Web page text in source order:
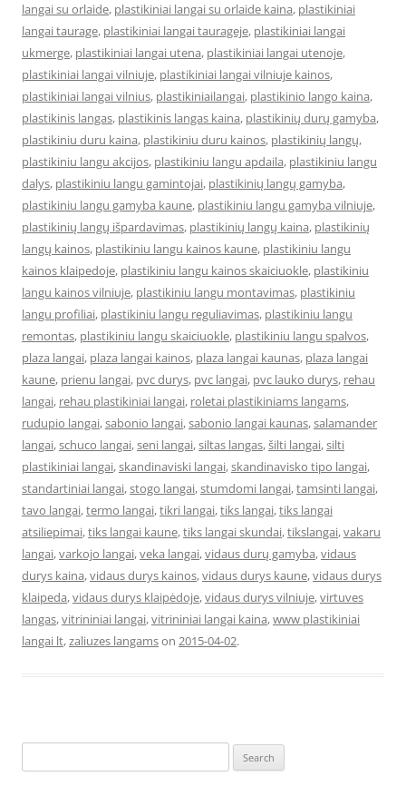
langai su orlaide, plastikiniai langai su orlaide kaina, plastikiniai
langai taurage, plastikiniai langai taurageje, plastikiniai langai
ukmerge, plastikiniai langai utena, plastikiniai langai utenoje,
plastikiniai langai vilniuje, plastikiniai langai vilniuje kainos,
plastikiniai langai vilnius, plastikiniailangai, plastikinio lango kaina,
plastikinis langas, plastikinis langas kaina, plastikinių durų gamyba,
plastikiniu duru kaina, plastikiniu duru kainos, plastikinių langų,
plastikiniu langu akcijos, plastikiniu langu apdaila, plastikiniu langu
dalys, plastikiniu langu gamintojai, plastikinių langų gamyba,
plastikiniu langu gamyba kaune, plastikiniu langu gamyba vilniuje,
plastikinių langų išpardavimas, plastikinių langų kaina, plastikinių
langų kainos, plastikiniu langu kainos kaune, plastikiniu langu
kainos klaipedoje, plastikiniu langu kainos skaiciuokle, plastikiniu
langu kainos vilniuje, plastikiniu langu montavimas, plastikiniu
langu profiliai, plastikiniu langu reguliavimas, plastikiniu langu
remontas, plastikiniu langu skaiciuokle, plastikiniu langu spalvos,
plaza langai, plaza langai kainos, plaza langai kaunas, plaza langai
kaune, prienu langai, pvc durys, pvc langai, pvc lauko durys, rehau
langai, rehau plastikiniai langai, roletai plastikiniams langams,
rudupio langai,sabonio langai,sabonio langai kaunas,salamander
langai,schuco langai,seni langai,siltas langas,šilti langai,silti
plastikiniai langai,skandinaviski langai,skandinavisko tipo langai,
standartiniai langai,stogo langai,stumdomi langai,tamsinti langai,
tavo langai,termo langai,tikri langai,tiks langai,tiks langai
atsiliepimai,tiks langai kaune,tiks langai skundai,tikslangai,vakaru
langai,varkojo langai,veka langai,vidaus durų gamyba,vidaus
durys kaina,vidaus durys kainos,vidaus durys kaune,vidaus durys
klaipeda,vidaus durys klaipėdoje,vidaus durys vilniuje,virtuves
langas,vitrininiai langai,vitrininiai langai kaina,www plastikiniai
langai lt,zaliuzes langamson 2015-04-02.
for: